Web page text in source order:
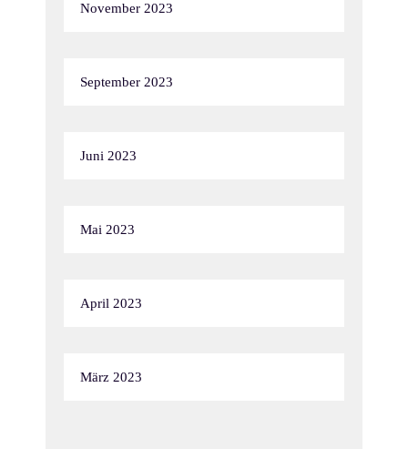
November 2023
September 2023
Juni 2023
Mai 2023
April 2023
März 2023